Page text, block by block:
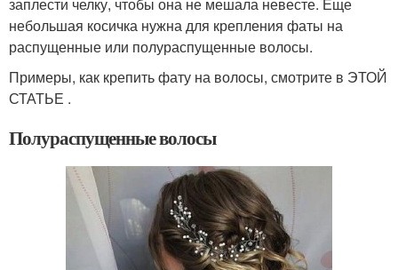
небольшая косичка нужна для крепления фаты на
распущенные или полураспущенные волосы.
Примеры, как крепить фату на волосы, смотрите в ЭТОЙ
СТАТЬЕ .
Полураспущенные волосы